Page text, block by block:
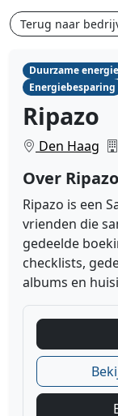
Terug naar
Duurzame energie
Energiebesparing
Ripazo
Den Haag
Over Ripazo
Ripazo is een
vrienden die
gedeelde
checklists,
albums en